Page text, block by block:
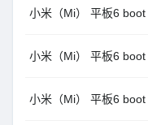
小米（Mi） 平板6
小米（Mi） 平板6
小米（Mi） 平板6